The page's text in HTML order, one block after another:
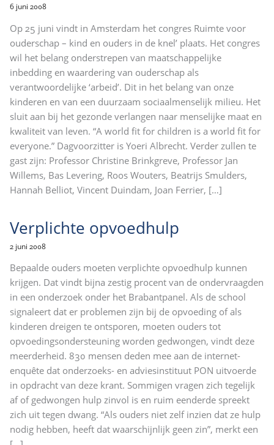
6 juni 2008
Op 25 juni vindt in Amsterdam het congres Ruimte voor
ouderschap – kind en ouders in de knel’ plaats. Het congres
wil het belang onderstrepen van maatschappelijke
inbedding en waardering van ouderschap als
verantwoordelijke ‘arbeid’. Dit in het belang van onze
kinderen en van een duurzaam sociaalmenselijk milieu. Het
sluit aan bij het gezonde verlangen naar menselijke maat en
kwaliteit van leven. “A world fit for children is a world fit for
everyone.” Dagvoorzitter is Yoeri Albrecht. Verder zullen te
gast zijn: Professor Christine Brinkgreve, Professor Jan
Willems, Bas Levering, Roos Wouters, Beatrijs Smulders,
Hannah Belliot, Vincent Duindam, Joan Ferrier, […]
Verplichte opvoedhulp
2 juni 2008
Bepaalde ouders moeten verplichte opvoedhulp kunnen
krijgen. Dat vindt bijna zestig procent van de ondervraagden
in een onderzoek onder het Brabantpanel. Als de school
signaleert dat er problemen zijn bij de opvoeding of als
kinderen dreigen te ontsporen, moeten ouders tot
opvoedingsondersteuning worden gedwongen, vindt deze
meerderheid. 830 mensen deden mee aan de internet-
enquête dat onderzoeks- en adviesinstituut PON uitvoerde
in opdracht van deze krant. Sommigen vragen zich tegelijk
af of gedwongen hulp zinvol is en ruim eenderde spreekt
zich uit tegen dwang. “Als ouders niet zelf inzien dat ze hulp
nodig hebben, heeft dat waarschijnlijk geen zin”, merkt een